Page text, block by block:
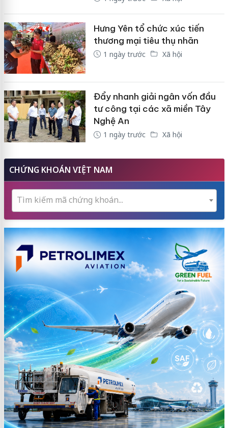
Hưng Yên tổ chức xúc tiến
thương mại tiêu thụ nhãn
1 ngày trước Xã hội
Đẩy nhanh giải ngân vốn đầu
tư công tại các xã miền Tây
Nghệ An
1 ngày trước Xã hội
CHỨNG KHOÁN VIỆT NAM
Tìm kiếm mã chứng khoán...